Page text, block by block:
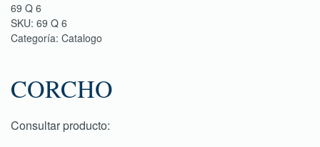
69 Q 6
SKU: 69 Q 6
Categoría: Catalogo
CORCHO
Consultar producto: